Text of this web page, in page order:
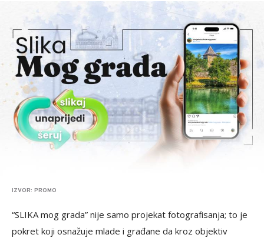
IZVOR: PROMO
“SLIKA mog grada” nije samo projekat fotografisanja; to je
pokret koji osnažuje mlade i građane da kroz objektiv